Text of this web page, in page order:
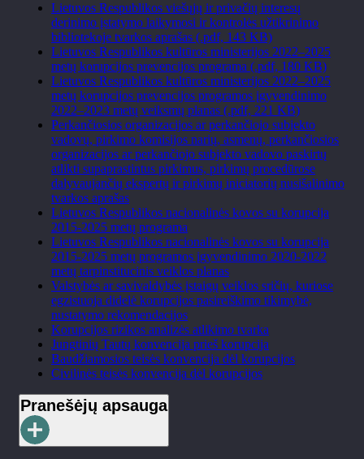
Lietuvos Respublikos viešųjų ir privačių interesų
derinimo įstatymo laikymosi ir kontrolės užtikrinimo
bibliotekoje tvarkos aprašas (.pdf, 143 KB)
Lietuvos Respublikos kultūros ministerijos 2022–2025
metų korupcijos prevencijos programa (.pdf, 180 KB)
Lietuvos Respublikos kultūros ministerijos 2022–2025
metų korupcijos prevencijos programos įgyvendinimo
2022–2023 metų veiksmų planas (.pdf, 221 KB)
Perkančiosios organizacijos ar perkančiojo subjekto
vadovų, pirkimo komisijos narių, asmenų, perkančiosios
organizacijos ar perkančiojo subjekto vadovo paskirtų
atlikti supaprastintus pirkimus, pirkimų procedūrose
dalyvaujančių ekspertų ir pirkimų iniciatorių nusišalinimo
tvarkos aprašas
Lietuvos Respublikos nacionalinės kovos su korupcija
2015-2025 metų programa
Lietuvos Respublikos nacionalinės kovos su korupcija
2015-2025 metų programos įgyvendinimo 2020-2022
metų tarpinstitucinis veiklos planas
Valstybės ar savivaldybės įstaigų veiklos sričių, kuriose
egzistuoja didelė korupcijos pasireiškimo tikimybė,
nustatymo rekomendacijos
Korupcijos rizikos analizės atlikimo tvarka
Jungtinių Tautų konvencija prieš korupcija
Baudžiamosios teisės konvencija dėl korupcijos
Civilinės teisės konvencija dėl korupcijos
Pranešėjų apsauga